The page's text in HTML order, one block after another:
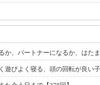
か、パートナーになるか、はた
遊びよく寝る、頭の回転が良い